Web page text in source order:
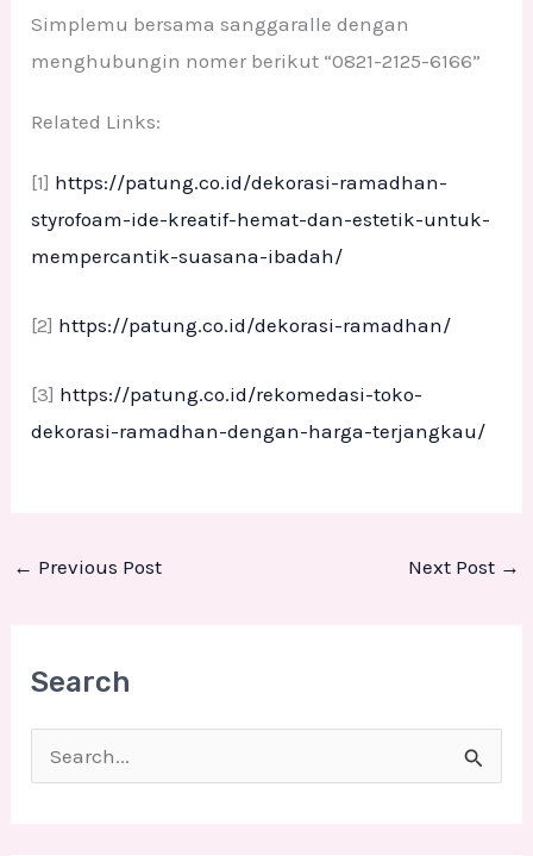
Simplemu bersama sanggaralle dengan
menghubungin nomer berikut “0821-2125-6166”
Related Links:
[1] https://patung.co.id/dekorasi-ramadhan-
styrofoam-ide-kreatif-hemat-dan-estetik-untuk-
mempercantik-suasana-ibadah/
[2] https://patung.co.id/dekorasi-ramadhan/
[3] https://patung.co.id/rekomedasi-toko-
dekorasi-ramadhan-dengan-harga-terjangkau/
← Previous Post Next Post →
Search